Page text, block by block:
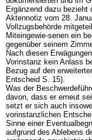
Ergänzend dazu bezieht
Aktennotiz vom 28.
Vollzugsbehörde
Miteingewie-senen ein
gegenüber seinem
Nach diesen
Vorinstanz kein Anlass
Bezug auf den
Entscheid S. 15).
Was der
davon, dass er erneut
setzt er sich auch
vorinstanzlichen
Sinne einer
aufgrund des Ablebens